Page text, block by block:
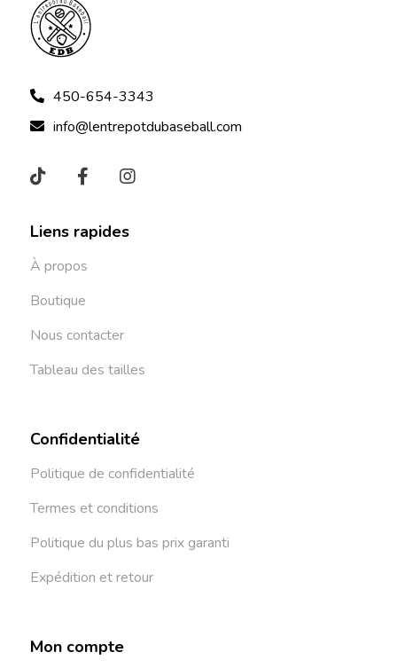
450-654-3343
info@lentrepotdubaseball.com
Liens rapides
À propos
Boutique
Nous contacter
Tableau des tailles
Confidentialité
Politique de confidentialité
Termes et conditions
Politique du plus bas prix garanti
Expédition et retour
Mon compte